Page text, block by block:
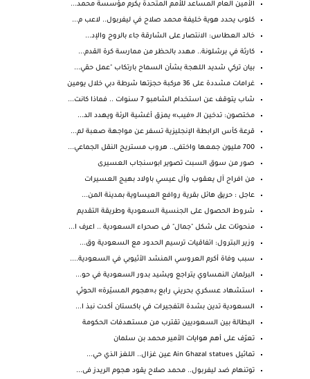
الأمين العام المساعد للأمم المتحدة يكرم مؤسسة محمد...
كلوب يحدد هوية خليفة محمد صلاح في ليفربول.. لاعب م...
خالد العطاس: الانتصار على الشارقة جاء بالروح والإد...
كارثة في برشلونة.. مهدد بالحظر من ممارسة كرة القدم...
بيان تركي شديد اللهجة بشأن السماح بارتكاب "عمل حقي...
غرامات مشددة على 36 مركبة حجزتها شرطة دبي خلال يومين
شاب يتوقف عن استخدام الشامبو 7 سنوات .. فماذا كانت...
مختصون: تدخين الـ «فيب» يمزق أغشية الرئة ويهدد الد...
قرعة كأس الرابطة الإنجليزية تسفر عن مواجهة صعبة لم...
700 مليون جمعها واختفى.. هروب مستريح النقل الجماعي...
صور من سوق السبت تصوير ابوسنجاب العسيرى
من افراح آل يعقوب وآل عيسي باولاد بهيج العسيرات
عاجل : حريق هائل بقرية روافع العيساوية بمدينة المن...
شروط الحصول على الجنسية السعودية وطريقة التقديم
منحوتات على شكل "جمال" فى صحراء السعودية .. اعرف ا...
وزير البترول: اتفاقيات ترسيم الحدود مع السعودية وق...
سبب وفاة أكرم العروسي المنشد الأثيوبي في السعودية....
البرلمان النمساوي يتراجع ويشيد بدور السعودية في حو...
استشهاد عسكري بحريني رابع بـ«هجوم المسيّرة» الحوثي
السعودية تدين بشدة التفجيرات في باكستان أكدت نبذ ا...
البطالة بين السعوديين تقترب من مستهدفات الحكومة
تعرّف على أهم هوايات الأمير محمد بن سلمان
تماثيل Ain Ghazal statues عين غزال.. اللغز الذي حي...
توتنهام ضد ليفربول.. محمد صلاح يقود هجوم الريدز فى...